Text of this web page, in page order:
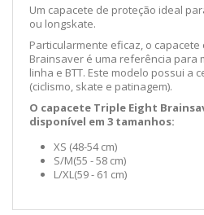
Um capacete de proteção ideal
ou longskate.
Particularmente eficaz, o capacete
Brainsaver é uma referência para
linha e BTT. Este modelo possui a
(ciclismo, skate e patinagem).
O capacete Triple Eight
disponível em 3 tamanhos:
XS (48-54 cm)
S/M(55 - 58 cm)
L/XL(59 - 61 cm)